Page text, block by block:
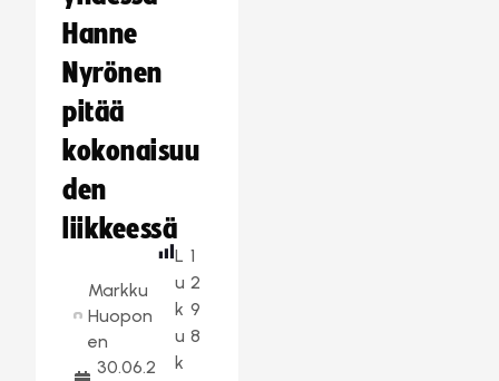
Hanne
Nyrönen
pitää
kokonaisuu
den
liikkeessä
Markku
Huopon
en
30.06.2
L
u
k
u
k
1
2
9
8